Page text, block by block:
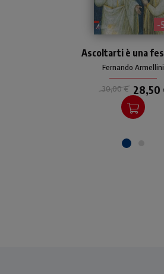
-
Fernando Armellini
Ascoltarti è una
30,00 € 28,50